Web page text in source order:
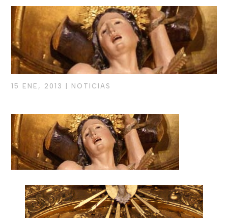
15 ENE, 2013 NOTICIAS